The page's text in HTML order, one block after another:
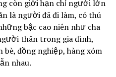
còn giới hạn chỉ người lớn
là người đã đi làm, có thú
bậc cao niên như cha
thân trong gia đình,
đồng nghiệp, hàng xóm
nhau.